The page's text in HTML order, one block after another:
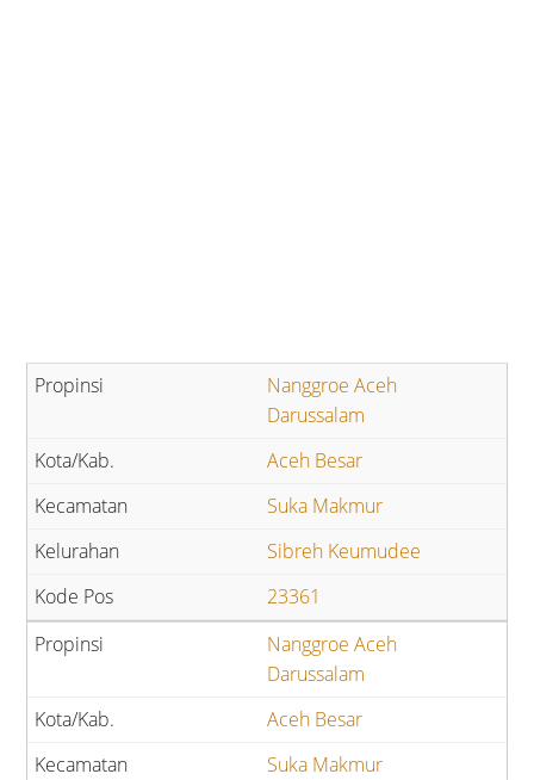
Nanggroe Aceh
Darussalam
Aceh Besar
Suka Makmur
Sibreh Keumudee
23361
Nanggroe Aceh
Darussalam
Aceh Besar
Suka Makmur